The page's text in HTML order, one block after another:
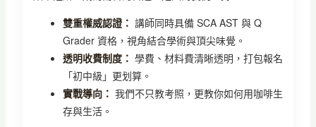
雙重權威認證： 講師同時具備 SCA AST 與 Q
Grader 資格，視角結合學術與頂尖味覺。
透明收費制度： 學費、材料費清晰透明，打包報名
「初中級」更划算。
實戰導向： 我們不只教考照，更教你如何用咖啡生
存與生活。